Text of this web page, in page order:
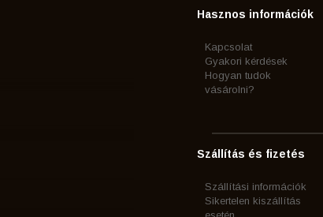
Hasznos információk
Kapcsolat
Gyakori kérdések
Hogyan tudok
vásárolni?
Szállítás és fizetés
Szállítási információk
Sikertelen kiszállítás
esetén